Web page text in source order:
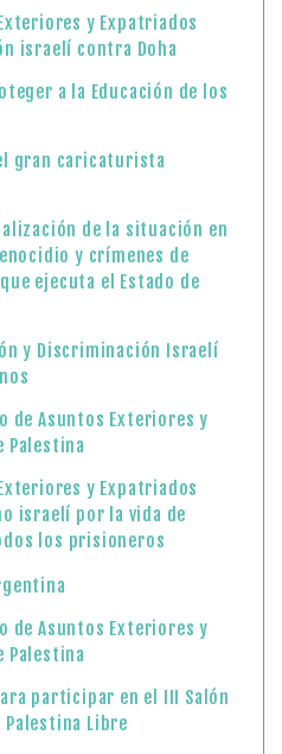
y Expatriados
israelí contra Doha
a la Educación de los
gran caricaturista
de la situación en
y crímenes de
ejecuta el Estado de
y Discriminación Israelí
de Asuntos Exteriores y
Palestina
y Expatriados
israelí por la vida de
los prisioneros
de Asuntos Exteriores y
Palestina
participar en el III Salón
Palestina Libre